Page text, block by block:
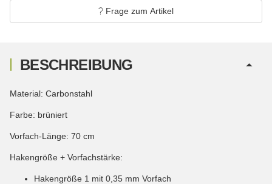
Frage zum Artikel
BESCHREIBUNG
Material: Carbonstahl
Farbe: brüniert
Vorfach-Länge: 70 cm
Hakengröße + Vorfachstärke:
Hakengröße 1 mit 0,35 mm Vorfach